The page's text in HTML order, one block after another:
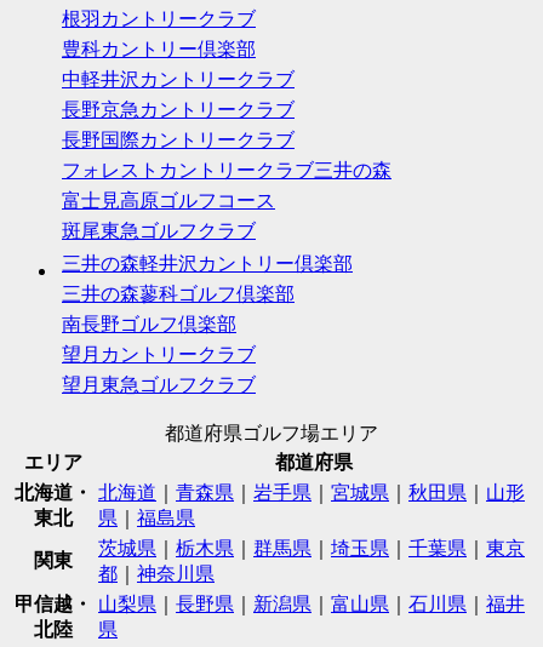
根羽カントリークラブ
豊科カントリー倶楽部
中軽井沢カントリークラブ
長野京急カントリークラブ
長野国際カントリークラブ
フォレストカントリークラブ三井の森
富士見高原ゴルフコース
斑尾東急ゴルフクラブ
三井の森軽井沢カントリー倶楽部
三井の森蓼科ゴルフ倶楽部
南長野ゴルフ倶楽部
望月カントリークラブ
望月東急ゴルフクラブ
都道府県ゴルフ場エリア
エリア
都道府県
北海道・
東北
北海道 青森県 岩手県 宮城県 秋田県
山形
県
福島県
関東
茨城県 栃木県 群馬県 埼玉県 千葉県
東京
都
神奈川県
甲信越・
北陸
山梨県 長野県 新潟県 富山県 石川県
福井
県